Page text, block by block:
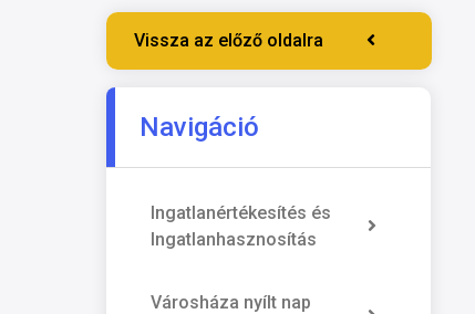
Vissza az előző oldalra
Navigáció
Ingatlanértékesítés és
Ingatlanhasznosítás
Városháza nyílt nap